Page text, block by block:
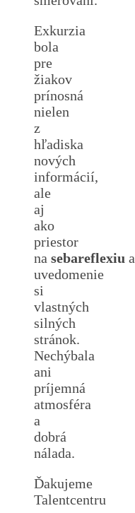
Exkurzia
bola
pre
žiakov
prínosná
nielen
z
hľadiska
nových
informácií,
ale
aj
ako
priestor
na sebareflexiu a
uvedomenie
si
vlastných
silných
stránok.
Nechýbala
ani
príjemná
atmosféra
a
dobrá
nálada.
Ďakujeme
Talentcentru